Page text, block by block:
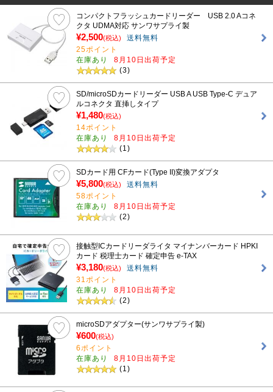
コンパクトフラッシュカードリーダー USB 2.0 Aコネ
クタ UDMA対応 サンワサプライ製
¥2,500(税込)
送料無料
25ポイント
在庫あり
8月10日出荷予定
(3)
SD/microSDカードリーダー USB A USB Type-C デュア
ルコネクタ 直挿しタイプ
¥1,480(税込)
14ポイント
在庫あり
8月10日出荷予定
(1)
SDカード用 CFカード(Type II)変換アダプタ
¥5,800(税込)
送料無料
58ポイント
在庫あり
8月10日出荷予定
(2)
接触型ICカードリーダライタ マイナンバーカード HPKI
カード 税理士カード 確定申告 e-TAX
¥3,180(税込)
送料無料
31ポイント
在庫あり
8月10日出荷予定
(2)
microSDアダプター(サンワサプライ製)
¥600(税込)
6ポイント
在庫あり
8月10日出荷予定
(1)